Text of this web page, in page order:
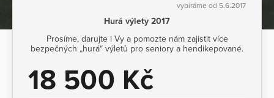
vybíráme od 5.6.2017
Hurá výlety 2017
Prosíme, darujte i Vy a pomozte nám zajistit více
bezpečných „hurá“ výletů pro seniory a hendikepované.
18 500 Kč